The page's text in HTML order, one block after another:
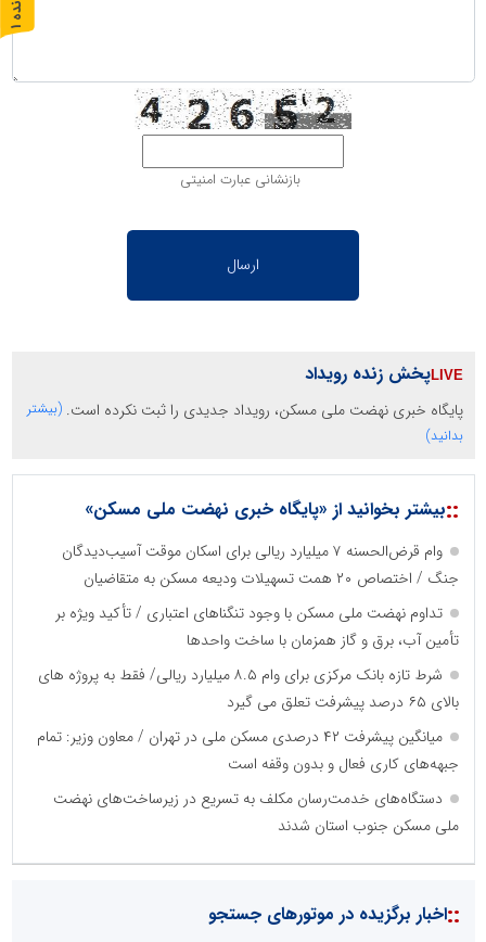
بازنشانی عبارت امنیتی
پخش زنده رویداد
پایگاه خبری نهضت ملی مسکن، رویداد جدیدی را ثبت نکرده است. (بیشتر
بدانید)
::بیشتر بخوانید از «پایگاه خبری نهضت ملی مسکن»
وام قرض‌الحسنه ۷ میلیارد ریالی برای اسکان موقت آسیب‌دیدگان
جنگ / اختصاص ۲۰ همت تسهیلات ودیعه مسکن به متقاضیان
تداوم نهضت ملی مسکن با وجود تنگناهای اعتباری / تأکید ویژه بر
تأمین آب، برق و گاز همزمان با ساخت واحدها
شرط تازه بانک مرکزی برای وام ۸.۵ میلیارد ریالی/ فقط به پروژه های
بالای ۶۵ درصد پیشرفت تعلق می گیرد
میانگین پیشرفت ۴۲ درصدی مسکن ملی در تهران / معاون وزیر: تمام
جبهه‌های کاری فعال و بدون وقفه است
دستگاه‌های خدمت‌رسان مکلف به تسریع در زیرساخت‌های نهضت
ملی مسکن جنوب استان شدند
::اخبار برگزیده در موتورهای جستجو
ر
و
ن
د
ه